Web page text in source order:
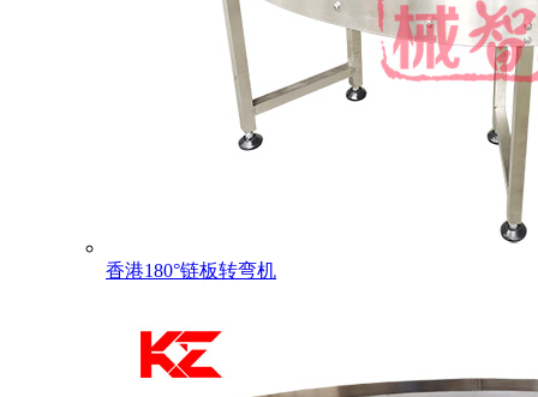
香港180°链板转弯机